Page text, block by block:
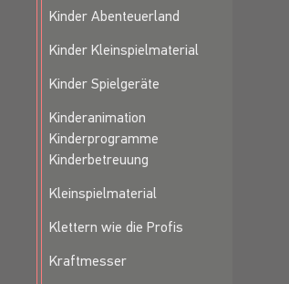
Kinder Abenteuerland
Kinder Kleinspielmaterial
Kinder Spielgeräte
Kinderanimation
Kinderprogramme
Kinderbetreuung
Kleinspielmaterial
Klettern wie die Profis
Kraftmesser